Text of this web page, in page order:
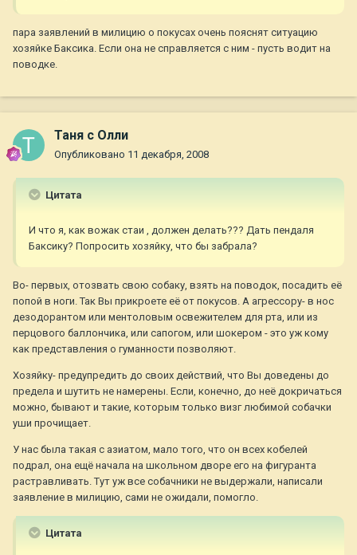
пара заявлений в милицию о покусах очень пояснят ситуацию
хозяйке Баксика. Если она не справляется с ним - пусть водит на
поводке.
Таня с Олли
Опубликовано 11 декабря, 2008
Цитата
И что я, как вожак стаи , должен делать??? Дать пендаля
Баксику? Попросить хозяйку, что бы забрала?
Во- первых, отозвать свою собаку, взять на поводок, посадить её
попой в ноги. Так Вы прикроете её от покусов. А агрессору- в нос
дезодорантом или ментоловым освежителем для рта, или из
перцового баллончика, или сапогом, или шокером - это уж кому
как представления о гуманности позволяют.
Хозяйку- предупредить до своих действий, что Вы доведены до
предела и шутить не намерены. Если, конечно, до неё докричаться
можно, бывают и такие, которым только визг любимой собачки
уши прочищает.
У нас была такая с азиатом, мало того, что он всех кобелей
подрал, она ещё начала на школьном дворе его на фигуранта
растравливать. Тут уж все собачники не выдержали, написали
заявление в милицию, сами не ожидали, помогло.
Цитата